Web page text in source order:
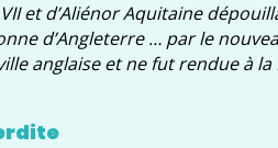
et d’Aliénor Aquitaine
d’Angleterre … par le
anglaise et ne fut rendue à la